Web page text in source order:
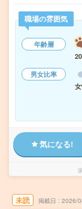
職場の雰囲気
年齢層
男女比率
気になる!
未読 掲載日 2026/